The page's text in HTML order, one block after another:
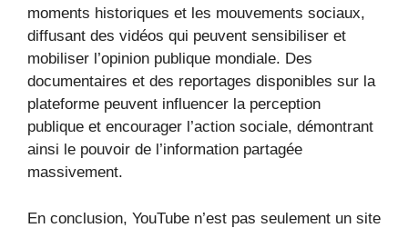
moments historiques et les mouvements sociaux,
diffusant des vidéos qui peuvent sensibiliser et
mobiliser l’opinion publique mondiale. Des
documentaires et des reportages disponibles sur la
plateforme peuvent influencer la perception
publique et encourager l’action sociale, démontrant
ainsi le pouvoir de l’information partagée
massivement.
En conclusion, YouTube n’est pas seulement un site